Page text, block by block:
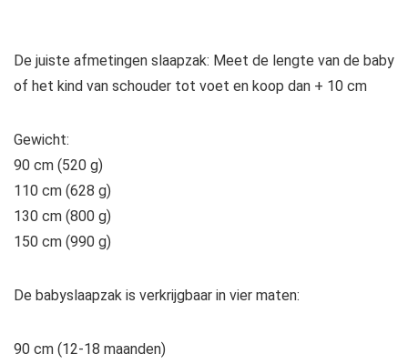
De juiste afmetingen slaapzak: Meet de lengte van de baby
of het kind van schouder tot voet en koop dan + 10 cm
Gewicht:
90 cm (520 g)
110 cm (628 g)
130 cm (800 g)
150 cm (990 g)
De babyslaapzak is verkrijgbaar in vier maten:
90 cm (12-18 maanden)